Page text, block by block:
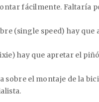
fácilmente. Faltaría
(single speed) hay
hay que apretar el
sobre el montaje de la